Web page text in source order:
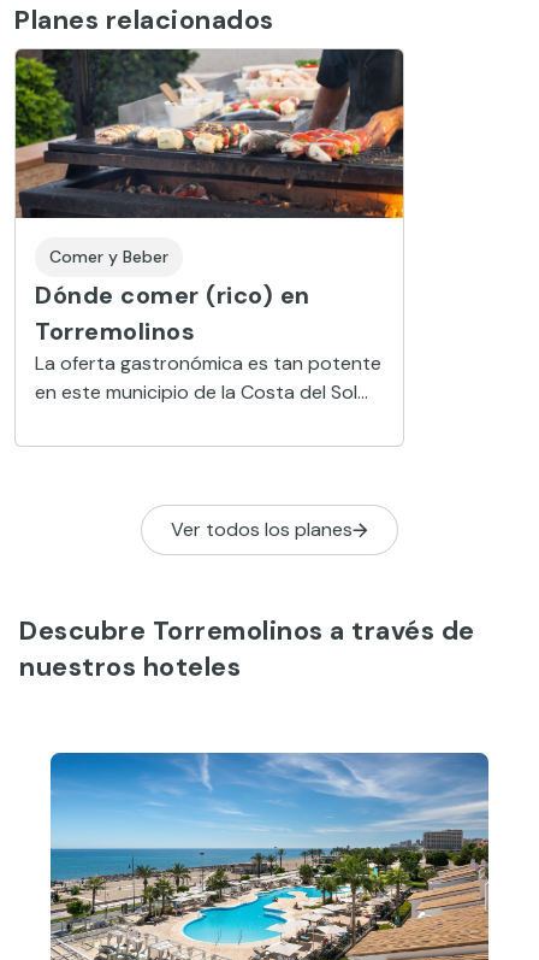
Planes relacionados
Comer y Beber
Dónde comer (rico) en
Torremolinos
La oferta gastronómica es tan potente
en este municipio de la Costa del Sol
se ajusten a las necesidades del
Ver todos los planes
Descubre Torremolinos a través de
nuestros hoteles